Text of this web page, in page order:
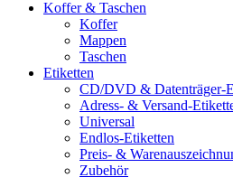
Koffer & Taschen
Koffer
Mappen
Taschen
Etiketten
CD/DVD & Datenträger-
Adress- & Versand-
Universal
Endlos-Etiketten
Preis- &
Zubehör